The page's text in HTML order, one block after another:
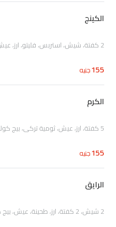
الكينج
2 كفتة، شيش، استربس، فليتو، ارز، عيش، بيج كولا
155جنيه
الكرم
5 كفتة، ارز، عيش، ثومية تركي، بيج كولا
155جنيه
الرايق
2 شيش، 2 كفتة، ارز، طحينة، عيش، بيج كولا